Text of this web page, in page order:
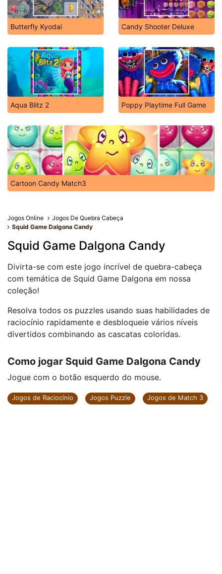
Butterfly Kyodai Candy Shooter Deluxe
Aqua Blitz 2 Poppy Playtime Full Game
Cartoon Candy Match3
Jogos Online
Jogos De Quebra Cabeça
Squid Game Dalgona Candy
Squid Game Dalgona Candy
Divirta-se com este jogo incrível de quebra-cabeça
com temática de Squid Game Dalgona em nossa
coleção!
Resolva todos os puzzles usando suas habilidades de
raciocínio rapidamente e desbloqueie vários níveis
divertidos combinando as cascatas coloridas.
Como jogar Squid Game Dalgona Candy
Jogue com o botão esquerdo do mouse.
Jogos de Raciocínio Jogos Puzzle Jogos de Match 3